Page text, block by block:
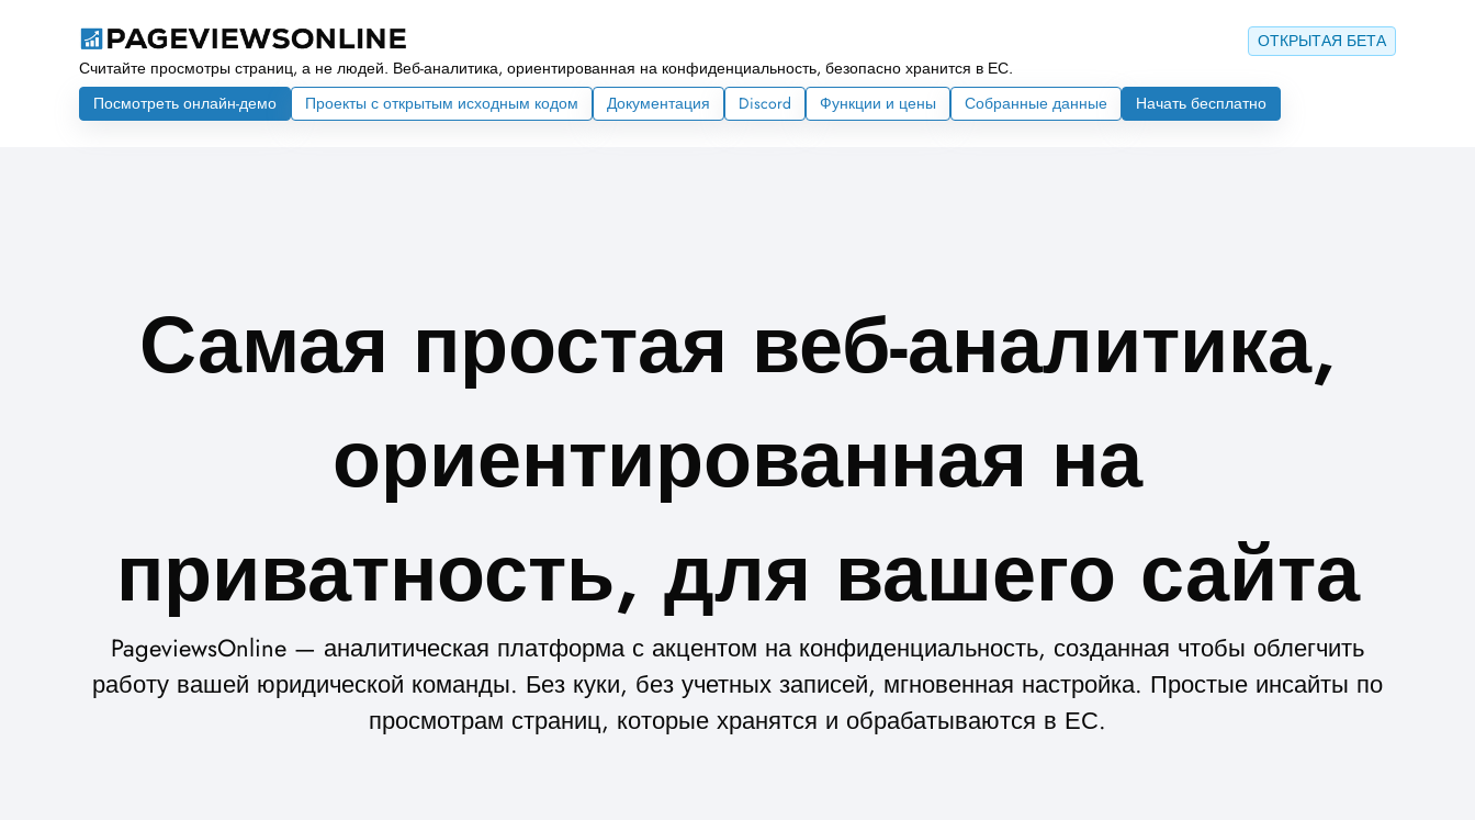
ОТКРЫТАЯ БЕТА
Считайте просмотры страниц, а не людей. Веб-аналитика, ориентированная на конфиденциальность, безопасно хранится в ЕС.
Посмотреть онлайн-демо
Проекты с открытым исходным кодом Документация Discord Функции и цены Собранные данные Начать бесплатно
Самая простая веб-аналитика,
ориентированная на
приватность, для вашего сайта
PageviewsOnline — аналитическая платформа с акцентом на конфиденциальность, созданная чтобы облегчить
работу вашей юридической команды. Без куки, без учетных записей, мгновенная настройка. Простые инсайты по
просмотрам страниц, которые хранятся и обрабатываются в ЕС.